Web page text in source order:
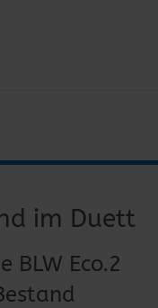
im Duett
BLW Eco.2